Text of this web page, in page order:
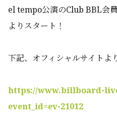
el tempo公演のClub BBL会
よりスタート！
下記、オフィシャルサイトよ
https://www.billboard-
event_id=ev-21012